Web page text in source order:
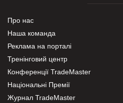
Про нас
Наша команда
Реклама на порталі
Тренінговий центр
Конференції TradeMaster
Національні Премії
Журнал TradeMaster